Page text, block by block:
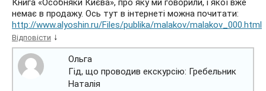
немає в продажу. Ось тут в інтернеті можна почитати:
http://www.alyoshin.ru/Files/publika/malakov/malakov_000.html
Відповісти ↓
Ольга
Гід, що проводив екскурсію: Гребельник
Наталія